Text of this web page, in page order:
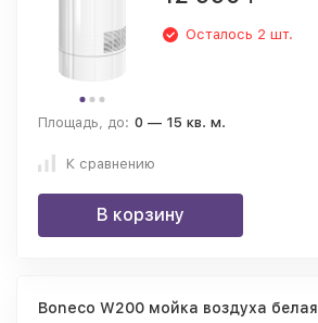
Осталось 2 шт.
Площадь, до: 0 — 15 кв. м.
К сравнению
В корзину
Boneco W200 мойка воздуха белая